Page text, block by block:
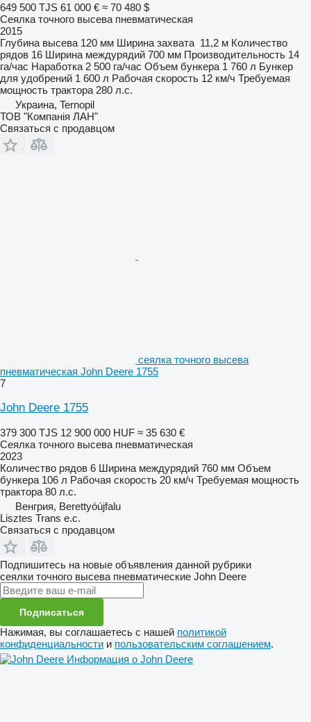
649 500 TJS 61 000 € ≈ 70 480 $
Сеялка точного высева пневматическая
2015
Глубина высева 120 мм Ширина захвата 11,2 м Количество
рядов 16 Ширина междурядий 700 мм Производительность 14
га/час Наработка 2 500 га/час Объем бункера 1 760 л Бункер
для удобрений 1 600 л Рабочая скорость 12 км/ч Требуемая
мощность трактора 280 л.с.
Украина, Ternopil
ТОВ "Компанія ЛАН"
Связаться с продавцом
сеялка точного высева
пневматическая John Deere 1755
7
John Deere 1755
379 300 TJS 12 900 000 HUF ≈ 35 630 €
Сеялка точного высева пневматическая
2023
Количество рядов 6 Ширина междурядий 760 мм Объем
бункера 106 л Рабочая скорость 20 км/ч Требуемая мощность
трактора 80 л.с.
Венгрия, Berettyóújfalu
Lisztes Trans e.c.
Связаться с продавцом
Подпишитесь на новые объявления данной рубрики
сеялки точного высева пневматические John Deere
Подписаться
Нажимая, вы соглашаетесь с нашей политикой
конфиденциальности и пользовательским соглашением.
Информация о John Deere